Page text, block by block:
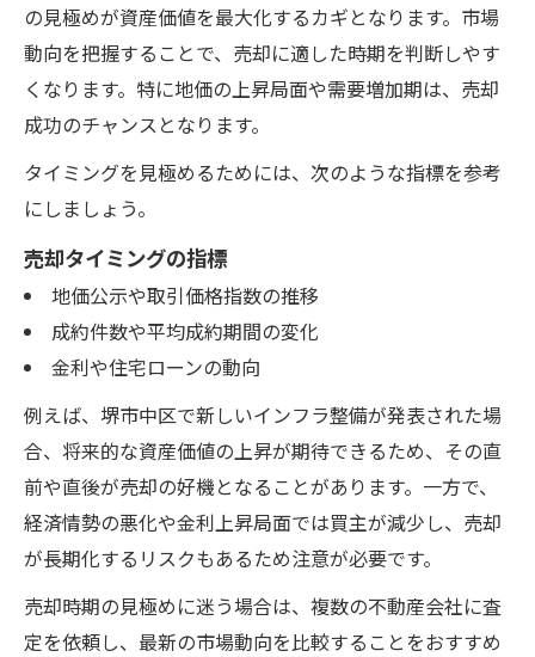
の見極めが資産価値を最大化するカギとなります。市場
動向を把握することで、売却に適した時期を判断しやす
くなります。特に地価の上昇局面や需要増加期は、売却
成功のチャンスとなります。
タイミングを見極めるためには、次のような指標を参考
にしましょう。
売却タイミングの指標
地価公示や取引価格指数の推移
成約件数や平均成約期間の変化
金利や住宅ローンの動向
例えば、堺市中区で新しいインフラ整備が発表された場
合、将来的な資産価値の上昇が期待できるため、その直
前や直後が売却の好機となることがあります。一方で、
経済情勢の悪化や金利上昇局面では買主が減少し、売却
が長期化するリスクもあるため注意が必要です。
売却時期の見極めに迷う場合は、複数の不動産会社に査
定を依頼し、最新の市場動向を比較することをおすすめ